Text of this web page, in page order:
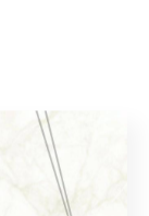
次のページ >